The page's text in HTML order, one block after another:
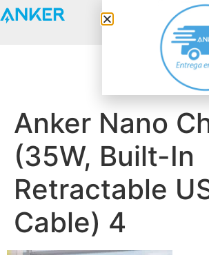
Anker Nano
(35W, Built-In
Retractable
Cable) 4